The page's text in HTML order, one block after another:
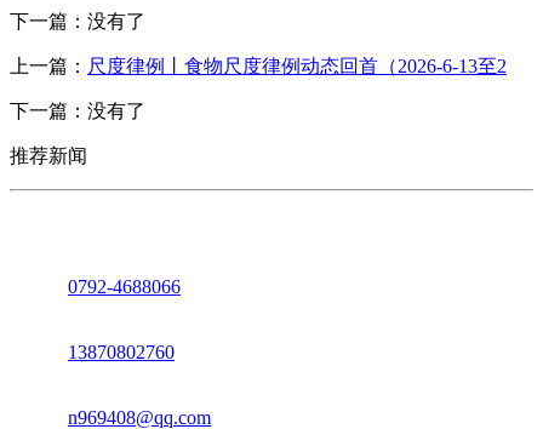
下一篇：没有了
上一篇： 尺度律例丨食物尺度律例动态回首（2026-6-13至2
下一篇：没有了
推荐新闻
0792-4688066
13870802760
n969408@qq.com